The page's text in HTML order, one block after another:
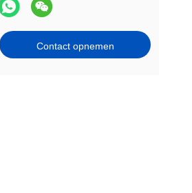
Contact opnemen